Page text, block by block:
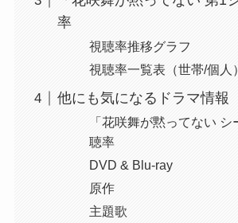
率
視聴率推移グラフ
視聴率一覧表（世帯/個人）
他にも気になるドラマ情報
「花咲舞が黙ってない
聴率
DVD & Blu-ray
原作
主題歌